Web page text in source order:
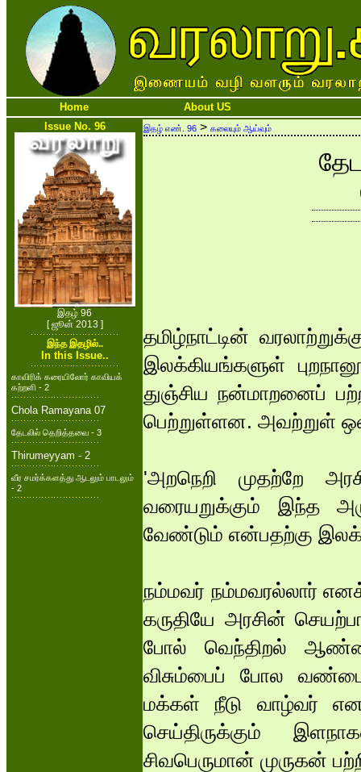
Home
About US
Issue No. 96
இதழ் 96
[ ஜூன் 2013 ]
இந்த இதழில்..
In this Issue..
காவிரிக் கரையிலோர் காவியக்
கற்றளி - 2
Chola Ramayana 07
தேடலில் தெறித்தவை - 3
Thirumeyyam - 2
வீர சமர்க்களத்து ஆடலும் பாடலும்
- 2
இதழ் எண். 96 > கலையும் ஆய்வும்
தமிழ்நாட்டின்
இலக்கியங்களுள்
துஞ்சிய நன்மாறனைப்
பெற்றுள்ளன. அவற்றுள்
'அறநெறி முதற்றே
வரையறுக்கும் இந்த
வேண்டும் என்பதற்கு
நம்மவர் நம்மவரல்லார்
கருதியே அரசின்
போல் வெந்திறல்
விசும்பைப் போல
மக்கள் நீடு வாழ்வர் என
செய்திருக்கும்
சிவபெருமான் முருகன்